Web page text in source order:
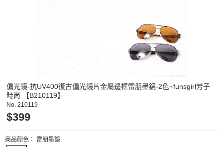
偏光鏡-抗UV400復古偏光鏡片金屬邊框雷朋墨鏡-2色~funsgirl芳子
時尚 【B210119】
No. 210119
$399
商品顏色： 雷朋墨鏡